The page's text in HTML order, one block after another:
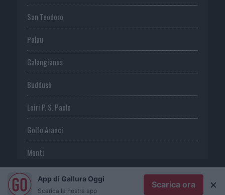
San Teodoro
Palau
Calangianus
Buddusò
Loiri P. S. Paolo
Golfo Aranci
Monti
TeltiApp di Gallura Oggi
Scarica la nostra app
Scarica ora ×